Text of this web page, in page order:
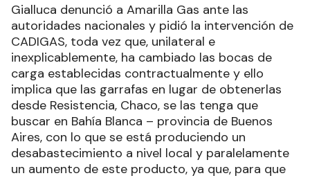
Gialluca denunció a Amarilla Gas ante las
autoridades nacionales y pidió la intervención de
CADIGAS, toda vez que, unilateral e
inexplicablemente, ha cambiado las bocas de
carga establecidas contractualmente y ello
implica que las garrafas en lugar de obtenerlas
desde Resistencia, Chaco, se las tenga que
buscar en Bahía Blanca – provincia de Buenos
Aires, con lo que se está produciendo un
desabastecimiento a nivel local y paralelamente
un aumento de este producto, ya que, para que